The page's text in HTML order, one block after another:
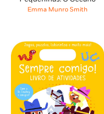
era:
é:
Emma Munro Smith